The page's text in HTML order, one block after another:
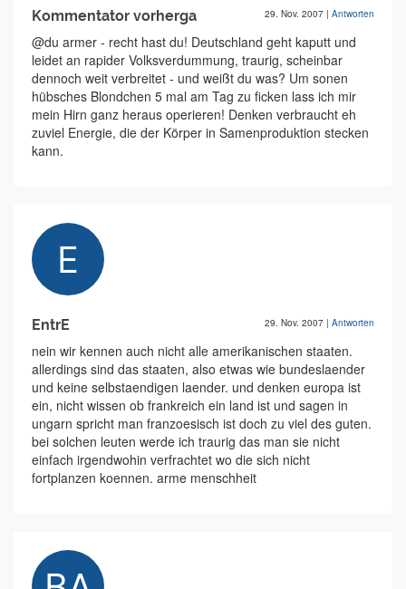
Kommentator vorherga 29. Nov. 2007 | Antworten
@du armer - recht hast du! Deutschland geht kaputt und
leidet an rapider Volksverdummung, traurig, scheinbar
dennoch weit verbreitet - und weißt du was? Um sonen
hübsches Blondchen 5 mal am Tag zu ficken lass ich mir
mein Hirn ganz heraus operieren! Denken verbraucht eh
zuviel Energie, die der Körper in Samenproduktion stecken
kann.
EntrE 29. Nov. 2007 | Antworten
nein wir kennen auch nicht alle amerikanischen staaten.
allerdings sind das staaten, also etwas wie bundeslaender
und keine selbstaendigen laender. und denken europa ist
ein, nicht wissen ob frankreich ein land ist und sagen in
ungarn spricht man franzoesisch ist doch zu viel des guten.
bei solchen leuten werde ich traurig das man sie nicht
einfach irgendwohin verfrachtet wo die sich nicht
fortplanzen koennen. arme menschheit